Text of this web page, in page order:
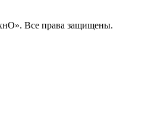
Все права защищены.